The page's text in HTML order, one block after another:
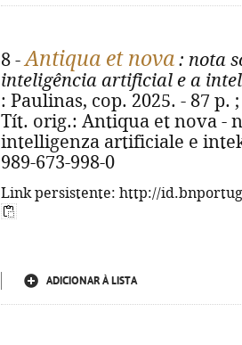
8 -Antiqua et nova : nota
inteligência artificial e a
: Paulinas, cop. 2025. - 87 p.
Tít. orig.: Antiqua et nova -
intelligenza artificiale e
989-673-998-0
Link persistente: http://
ADICIONAR À LISTA